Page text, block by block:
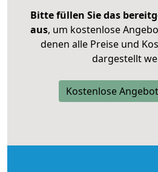
Bitte füllen Sie das
aus, um kostenlose
denen alle Preise und
dargestellt
Kostenlose